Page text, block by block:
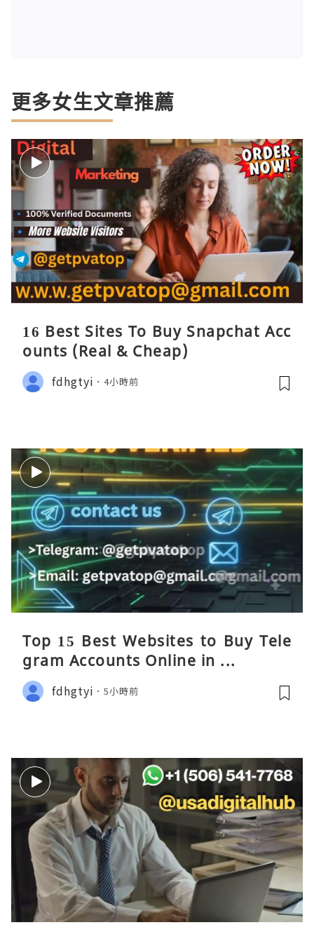
更多女生文章推薦
16 Best Sites To Buy Snapchat Acc
ounts (Real & Cheap)
fdhgtyi 4小時前
Top 15 Best Websites to Buy Tele
gram Accounts Online in ...
fdhgtyi 5小時前